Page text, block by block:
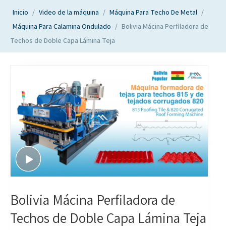
Inicio / Video de la máquina / Máquina Para Techo De Metal /
Máquina Para Calamina Ondulado / Bolivia Mácina Perfiladora de
Techos de Doble Capa Lámina Teja
Bolivia Mácina Perfiladora de
Techos de Doble Capa Lámina Teja